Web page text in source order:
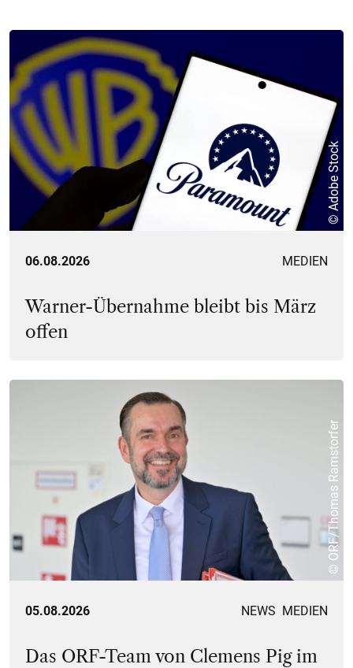
© Adobe Stock
06.08.2026 MEDIEN
Warner-Übernahme bleibt bis März
offen
© ORF/Thomas Ramstorfer
05.08.2026 NEWS MEDIEN
Das ORF-Team von Clemens Pig im